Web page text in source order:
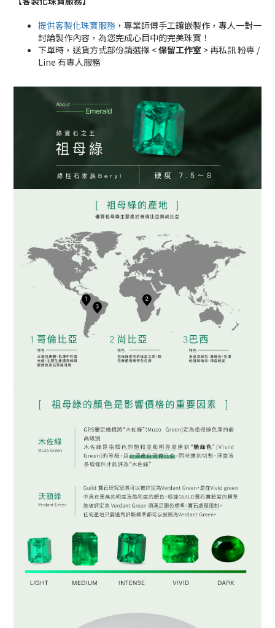
提供客製化珠寶服務 ，專業師傅手工鑲嵌製作，專人一對一
討論製作內容，為您完成心目中的完美珠寶！
下單時，送貨方式部份請選擇 <保留工作室 > 再私訊 粉專 /
Line 有專人服務